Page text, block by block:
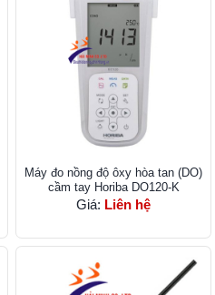
Máy đo nồng độ ôxy hòa tan (DO)
cầm tay Horiba DO120-K
Giá: Liên hệ